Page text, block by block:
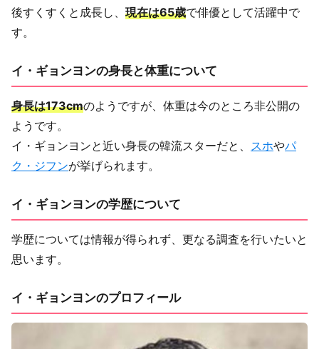
後すくすくと成長し、 現在は65歳で俳優として活躍中で
す。
イ・ギョンヨンの身長と体重について
身長は173cmのようですが、体重は今のところ非公開の
ようです。
イ・ギョンヨンと近い身長の韓流スターだと、 スホやパ
ク・ジフンが挙げられます。
イ・ギョンヨンの学歴について
学歴については情報が得られず、更なる調査を行いたいと
思います。
イ・ギョンヨンのプロフィール